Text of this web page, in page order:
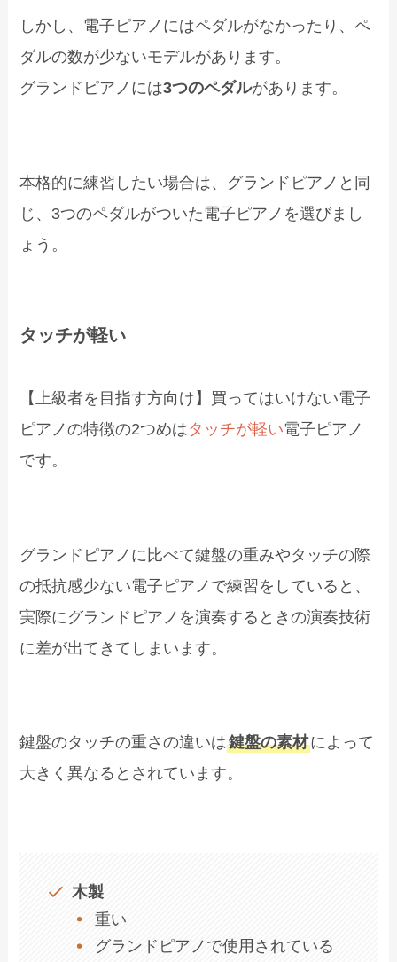
しかし、電子ピアノにはペダルがなかったり、ペ
ダルの数が少ないモデルがあります。
グランドピアノには3つのペダルがあります。
本格的に練習したい場合は、グランドピアノと同
じ、3つのペダルがついた電子ピアノを選びまし
ょう。
タッチが軽い
【上級者を目指す方向け】買ってはいけない電子
ピアノの特徴の2つめはタッチが軽い電子ピアノ
です。
グランドピアノに比べて鍵盤の重みやタッチの際
の抵抗感少ない電子ピアノで練習をしていると、
実際にグランドピアノを演奏するときの演奏技術
に差が出てきてしまいます。
鍵盤のタッチの重さの違いは鍵盤の素材によって
大きく異なるとされています。
木製
⁠重い
グランドピアノで使用されている